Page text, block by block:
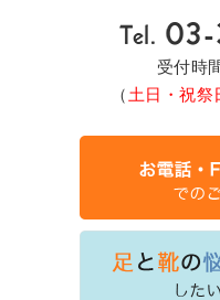
受付時
（ 土日・祝祭